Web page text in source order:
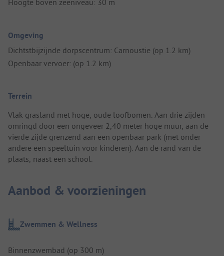
Hoogte boven zeeniveau: 30 m
Omgeving
Dichtstbijzijnde dorpscentrum: Carnoustie (op 1.2 km)
Openbaar vervoer: (op 1.2 km)
Terrein
Vlak grasland met hoge, oude loofbomen. Aan drie zijden
omringd door een ongeveer 2,40 meter hoge muur, aan de
vierde zijde grenzend aan een openbaar park (met onder
andere een speeltuin voor kinderen). Aan de rand van de
plaats, naast een school.
Aanbod & voorzieningen
Zwemmen & Wellness
Binnenzwembad (op 300 m)